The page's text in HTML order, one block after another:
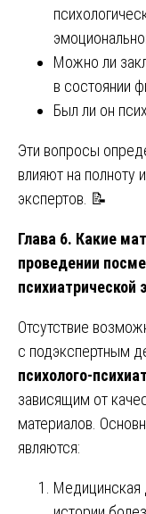
Можно ли
в состоянии
Был ли он
Эти вопросы
влияют на полноту
экспертов. 📝
Глава 6. Какие
проведении
психиатрической
Отсутствие
с подэкспертным
психолого-
зависящим от
материалов.
являются:
Медицинская